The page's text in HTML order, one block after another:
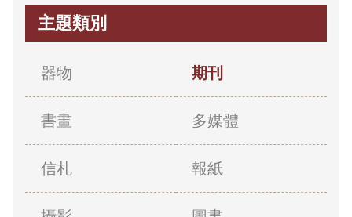
背景知識
意見信箱
主題類別
器物 期刊
書畫 多媒體
信札 報紙